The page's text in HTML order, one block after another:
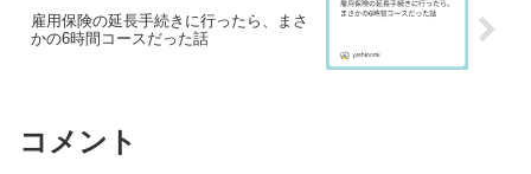
雇用保険の延長手続きに行ったら、まさ
かの6時間コースだった話
コメント